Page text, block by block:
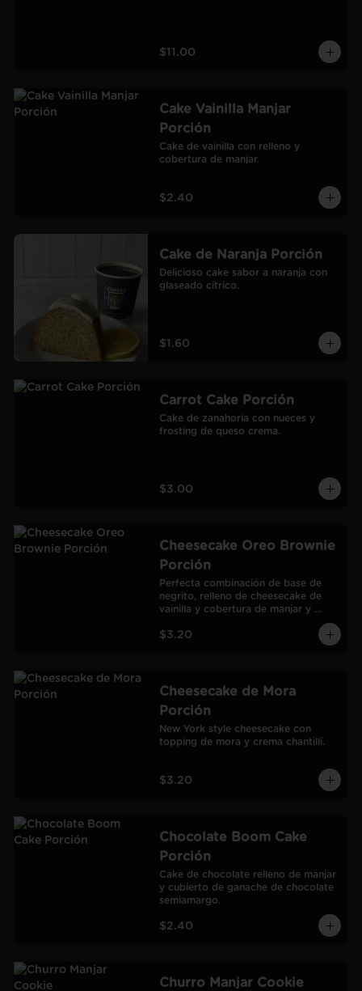
$11.00
Cake Vainilla Manjar
Porción
Cake de vainilla con relleno y
cobertura de manjar.
$2.40
Cake de Naranja Porción
Delicioso cake sabor a naranja con
glaseado cítrico.
$1.60
Carrot Cake Porción
Cake de zanahoria con nueces y
frosting de queso crema.
$3.00
Cheesecake Oreo Brownie
Porción
Perfecta combinación de base de
negrito, relleno de cheesecake de
vainilla y cobertura de manjar y
$3.20
Cheesecake de Mora
Porción
New York style cheesecake con
topping de mora y crema chantillí.
$3.20
Chocolate Boom Cake
Porción
Cake de chocolate relleno de manjar
y cubierto de ganache de chocolate
semiamargo.
$2.40
Churro Manjar Cookie